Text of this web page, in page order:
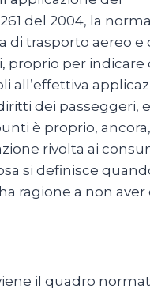
del 2004, la
di trasporto aereo e
proprio per indicare
all’effettiva
dei passeggeri,
è proprio,
rivolta ai
si definisce
ragione a non aver
il quadro